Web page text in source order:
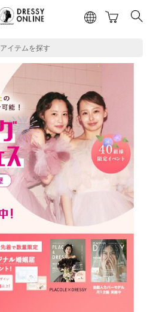
アイテムを探す